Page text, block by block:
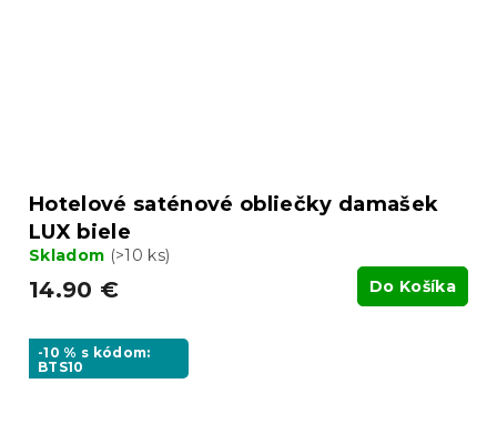
Hotelové saténové obliečky damašek
LUX biele
Skladom (>10 ks)
14.90 € Do Košíka
-10 % s kódom:
BTS10